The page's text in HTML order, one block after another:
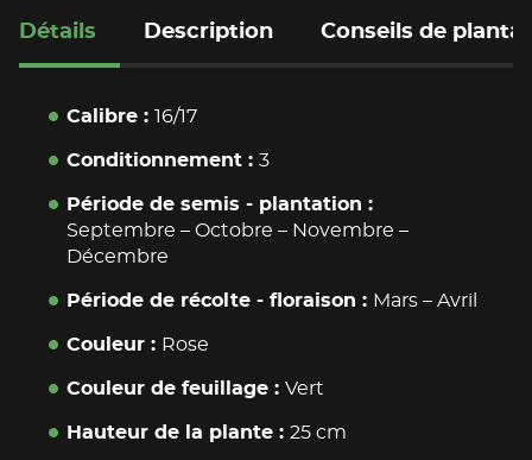
Détails Description Conseils de
Calibre 16/17
Conditionnement 3
Période de semis - plantation
Septembre – Octobre – Novembre –
Décembre
Période de récolte - floraison Mars – Avril
Couleur Rose
Couleur de feuillage Vert
Hauteur de la plante 25 cm